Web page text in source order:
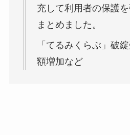
充して利用者の保護
まとめました。
「てるみくらぶ」破
額増加など